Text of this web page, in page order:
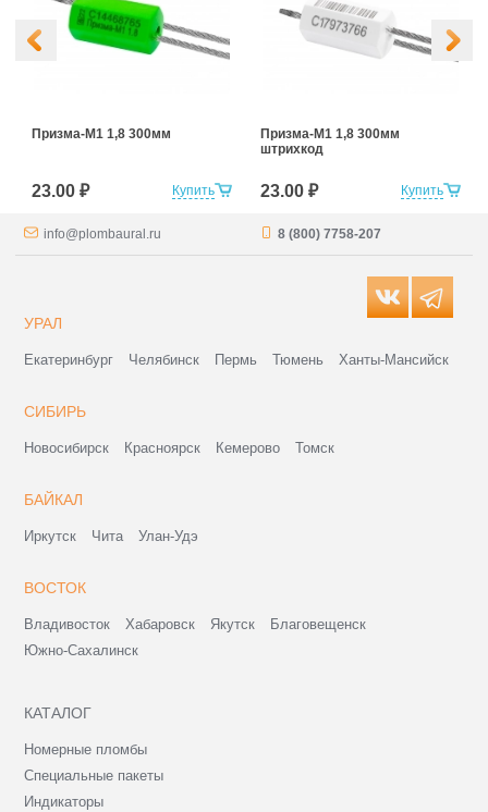
Купить
Призма-М1 1,8 300мм
23.00 ₽ Купить
Призма-М1 1,8 300мм
штрихкод
23.00 ₽
info@plombaural.ru 8 (800) 7758-207
УРАЛ
Екатеринбург Челябинск Пермь Тюмень Ханты-Мансийск
СИБИРЬ
Новосибирск Красноярск Кемерово Томск
БАЙКАЛ
Иркутск Чита Улан-Удэ
ВОСТОК
Владивосток Хабаровск Якутск
Благовещенск
Южно-Сахалинск
КАТАЛОГ
Номерные пломбы
Специальные пакеты
Индикаторы